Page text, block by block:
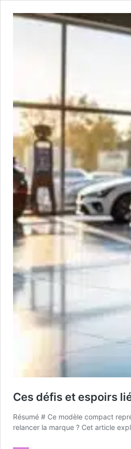
Ces défis et espoirs
Résumé # Ce modèle compact
relancer la marque ? Cet article